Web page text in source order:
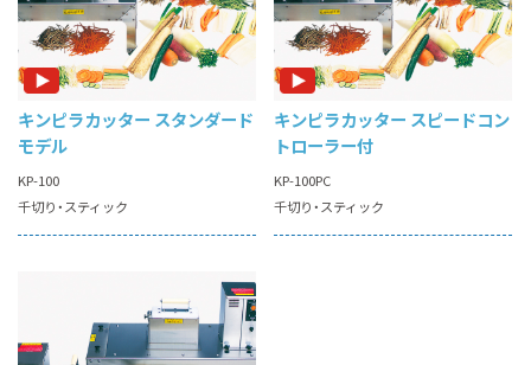
キンピラカッター スタンダード
モデル
KP-100
千切り スティック
キンピラカッター スピードコン
トローラー付
KP-100PC
千切り スティック